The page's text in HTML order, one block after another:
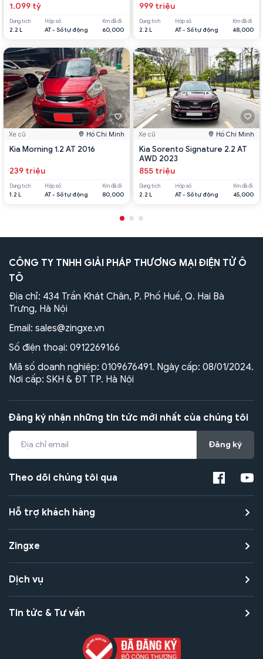
1.099 tỷ
Dung tích
2.2 L
Hộp số
AT - Số tự động
Km đã đi
60,000
Xe cũ Hồ Chí Minh
Kia Morning 1.2 AT 2016
239 triệu
Dung tích
1.2 L
Hộp số
AT - Số tự động
Km đã đi
80,000
999 triệu
Dung tích
2.2 L
Hộp số
AT - Số tự động
Km đã đi
48,000
Xe cũ Hồ Chí Minh
Kia Sorento Signature 2.2 AT
AWD 2023
855 triệu
Dung tích
2.2 L
Hộp số
AT - Số tự động
Km đã đi
45,000
CÔNG TY TNHH GIẢI PHÁP THƯƠNG MẠI ĐIỆN TỬ Ô
TÔ
Địa chỉ: 434 Trần Khát Chân, P. Phố Huế, Q. Hai Bà
Trưng, Hà Nội
Email: sales@zingxe.vn
Số điện thoại: 0912269166
Mã số doanh nghiệp: 0109676491. Ngày cấp: 08/01/2024.
Nơi cấp: SKH & ĐT TP. Hà Nội
Đăng ký nhận những tin tức mới nhất của chúng tôi
Đăng ký
Theo dõi chúng tôi qua
Hỗ trợ khách hàng
Zingxe
Dịch vụ
Tin tức & Tư vấn